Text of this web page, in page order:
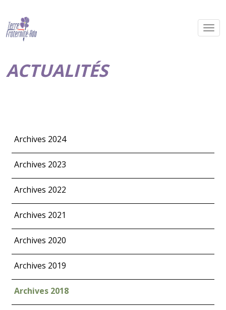
ACTUALITÉS
Archives 2024
Archives 2023
Archives 2022
Archives 2021
Archives 2020
Archives 2019
Archives 2018